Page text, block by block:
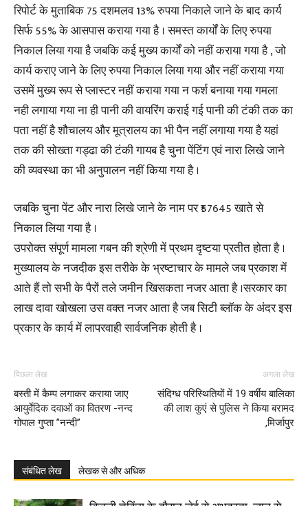
रिपोर्ट के मुताबिक 75 दशमलव 13% रुपया निकाले जाने के बाद कार्य
सिर्फ 55% के आसपास कराया गया है । समस्त कार्यों के लिए रुपया
निकाल लिया गया है जबकि कई मुख्य कार्यों को नहीं कराया गया है , जो
कार्य कराए जाने के लिए रुपया निकाल लिया गया और नहीं कराया गया
उसमें मुख्य रूप से प्लास्टर नहीं कराया गया न फर्श बनाया गया गमला
नही लगाया गया ना ही पानी की वायरिंग कराई गई पानी की टंकी तक का
पता नहीं है शौचालय और मूत्रालय का भी पैन नहीं लगाया गया है यहां
तक की सोख्ता गड्ढा की टंकी गायब है चुना पेंटिंग एवं नारा लिखे जाने
की व्यवस्था का भी अनुपालन नहीं किया गया है ।
जबकि चुना पेंट और नारा लिखे जाने के नाम पर ₹57645 खाते से
निकाल लिया गया है ।
उपरोक्त संपूर्ण मामला गबन की श्रेणी में प्रथम दृष्टया प्रतीत होता है ।
मुख्यालय के नजदीक इस तरीके के भ्रष्टाचार के मामले जब प्रकाश में
आते हैं तो सभी के पैरों तले जमीन खिसकता नजर आता है ।सरकार का
लाख दावा खोखला उस वक्त नजर आता है जब सिटी ब्लॉक के अंदर इस
प्रकार के कार्य में लापरवाही सार्वजनिक होती है ।
पिछला लेख
बस्ती में कैम्प लगाकर कराया जाए
आयुर्वेदिक दवाओं का वितरण -नन्द
गोपाल गुप्ता ’’नन्दी’’
अगला लेख
संदिग्ध परिस्थितियों में 19 वर्षीय बालिका
की लाश कुएं से पुलिस ने किया बरामद
,मिर्जापुर
संबंधित लेख लेखक से और अधिक